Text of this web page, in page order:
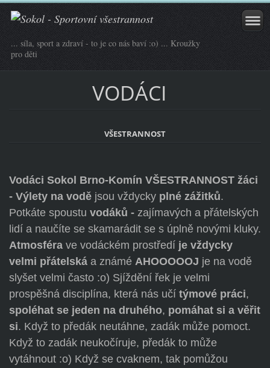
... síla, sport a zdraví - to je co nás baví :o) ... Kroužky
pro děti
VODÁCI
VŠESTRANNOST
Vodáci Sokol Brno-Komín VŠESTRANNOST žáci
- Výlety na vodějsou vždycky plné zážitků.
Potkáte spoustu vodáků -zajímavých a přátelských
lidí a naučíte se skamarádit se s úplně novými kluky.
Atmosférave vodáckém prostředí je vždycky
velmi přátelskáa známé AHOOOOOJ je na vodě
slyšet velmi často :o) Sjíždění řek je velmi
prospěšná disciplína, která nás učí týmové práci,
spoléhat se jeden na druhého, pomáhat si a věřit
si. Když to předák neutáhne, zadák může pomoct.
Když to zadák neukočíruje, předák to může
vytáhnout :o) Když se cvaknem, tak pomůžou